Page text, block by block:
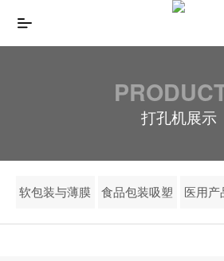
打孔机展示
软包装与薄膜 食品包装吸塑 医用产